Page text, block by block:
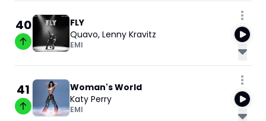
40
FLY
Quavo, Lenny Kravitz
EMI
41
Woman's World
Katy Perry
EMI